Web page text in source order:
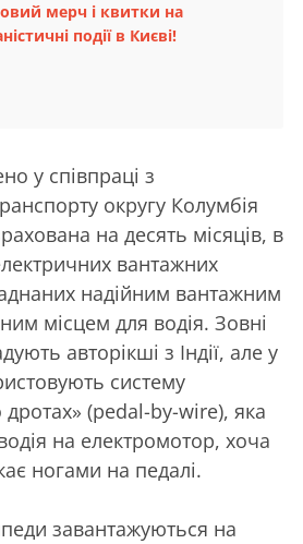
мерч і квитки на
події в Києві!
у співпраці з
округу Колумбія
на десять місяців, в
вантажних
надійним вантажним
місцем для водія. Зовні
авторікші з Індії, але у
систему
(pedal-by-wire), яка
на електромотор, хоча
ногами на педалі.
завантажуються на